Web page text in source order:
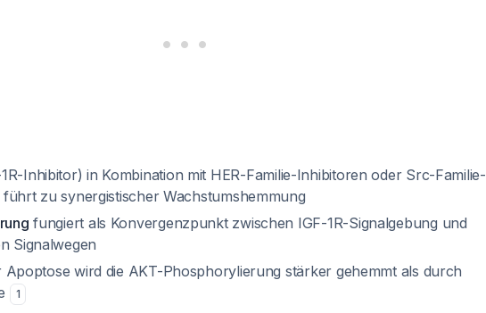
Inhibitor) in Kombination mit HER-Familie-Inhibitoren oder Src-Familie-
zu synergistischer Wachstumshemmung
fungiert als Konvergenzpunkt zwischen IGF-1R-Signalgebung und
Signalwegen
Apoptose wird die AKT-Phosphorylierung stärker gehemmt als durch
1